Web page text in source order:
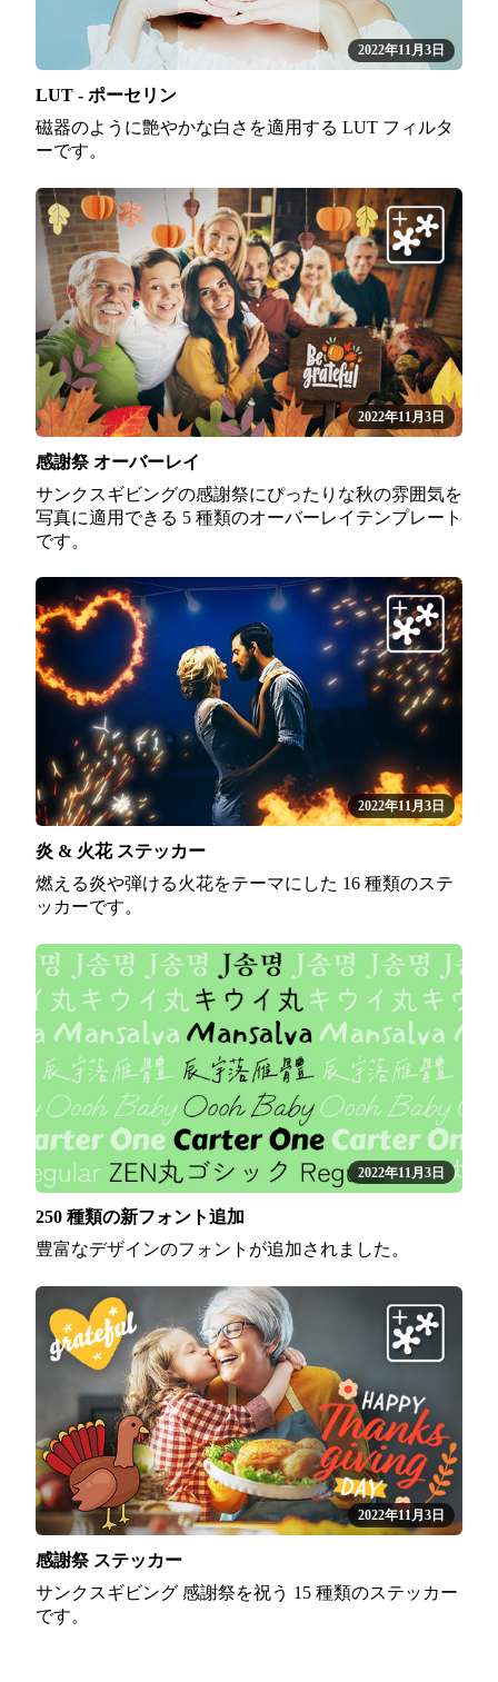
2022年11月3日
LUT - ポーセリン
磁器のように艶やかな白さを適用する LUT フィルタ
ーです。
2022年11月3日
感謝祭 オーバーレイ
サンクスギビングの感謝祭にぴったりな秋の雰囲気を
写真に適用できる 5 種類のオーバーレイテンプレート
です。
2022年11月3日
炎 & 火花 ステッカー
燃える炎や弾ける火花をテーマにした 16 種類のステ
ッカーです。
2022年11月3日
250 種類の新フォント追加
豊富なデザインのフォントが追加されました。
2022年11月3日
感謝祭 ステッカー
サンクスギビング 感謝祭を祝う 15 種類のステッカー
です。